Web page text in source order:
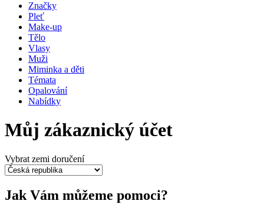
Značky
Pleť
Make-up
Tělo
Vlasy
Muži
Miminka a děti
Témata
Opalování
Nabídky
Můj zákaznický účet
Vybrat zemi doručení
Jak Vám můžeme pomoci?